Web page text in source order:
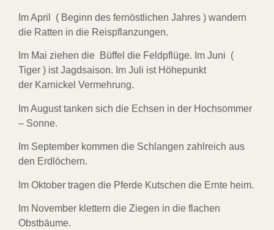
Im April ( Beginn des fernöstlichen Jahres ) wandern
die Ratten in die Reispflanzungen.
Im Mai ziehen die Büffel die Feldpflüge. Im Juni (
Tiger ) ist Jagdsaison. Im Juli ist Höhepunkt
der Karnickel Vermehrung.
Im August tanken sich die Echsen in der Hochsommer
– Sonne.
Im September kommen die Schlangen zahlreich aus
den Erdlöchern.
Im Oktober tragen die Pferde Kutschen die Ernte heim.
Im November klettern die Ziegen in die flachen
Obstbäume.